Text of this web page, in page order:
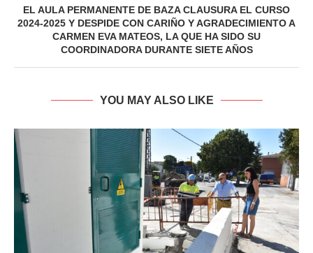
EL AULA PERMANENTE DE BAZA CLAUSURA EL CURSO
2024-2025 Y DESPIDE CON CARIÑO Y AGRADECIMIENTO A
CARMEN EVA MATEOS, LA QUE HA SIDO SU
COORDINADORA DURANTE SIETE AÑOS
YOU MAY ALSO LIKE